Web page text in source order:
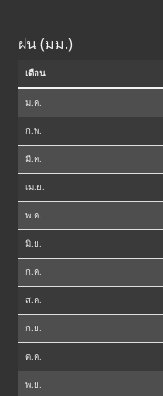
ฝน (มม.)
เดือน
ม.ค.
ก.พ.
มี.ค.
เม.ย.
พ.ค.
มิ.ย.
ก.ค.
ส.ค.
ก.ย.
ต.ค.
พ.ย.